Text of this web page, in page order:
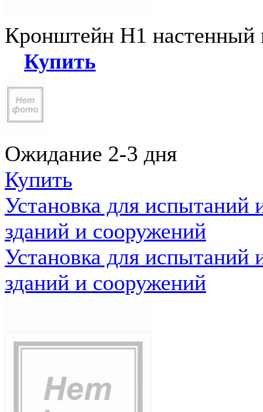
Кронштейн Н1
Купить
Ожидание 2-3 дня
Купить
Установка для испытаний
зданий и сооружений
Установка для испытаний
зданий и сооружений